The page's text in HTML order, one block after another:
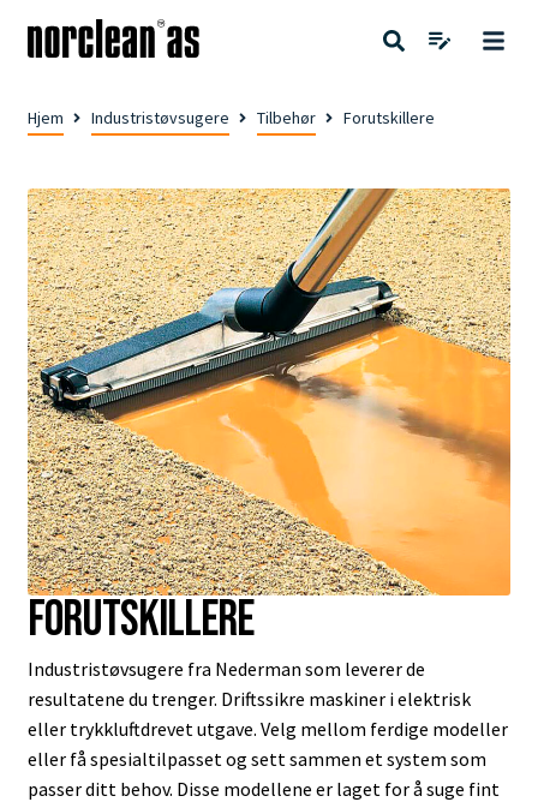
Hjem Industristøvsugere Tilbehør Forutskillere
Forutskillere
Industristøvsugere fra Nederman som leverer de
resultatene du trenger. Driftssikre maskiner i elektrisk
eller trykkluftdrevet utgave. Velg mellom ferdige modeller
eller få spesialtilpasset og sett sammen et system som
passer ditt behov. Disse modellene er laget for å suge fint